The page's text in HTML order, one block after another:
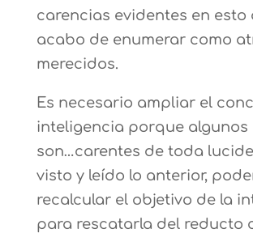
carencias evidentes en esto
acabo de enumerar como
merecidos.
Es necesario ampliar el
inteligencia porque algunos
son…carentes de toda
visto y leído lo anterior,
recalcular el objetivo de la
para rescatarla del reducto